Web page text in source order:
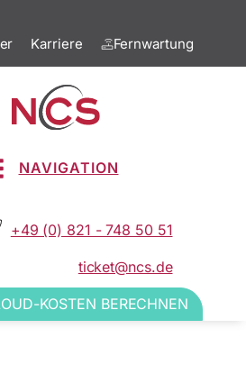
Karriere Fernwartung
NAVIGATION
+49 (0) 821 - 748 50 51
ticket@ncs.de
KOSTEN BERECHNEN